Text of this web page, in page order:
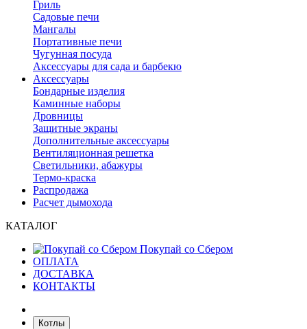
Гриль
Садовые печи
Мангалы
Портативные печи
Чугунная посуда
Аксессуары для сада и барбекю
Аксессуары
Бондарные изделия
Каминные наборы
Дровницы
Защитные экраны
Дополнительные аксессуары
Вентиляционная решетка
Светильники, абажуры
Термо-краска
Распродажа
Расчет дымохода
КАТАЛОГ
Покупай со Сбером
ОПЛАТА
ДОСТАВКА
КОНТАКТЫ
Котлы